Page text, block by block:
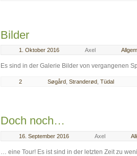
Bilder
1. Oktober 2016 Axel
Es sind in der Galerie Bilder von vergangenen
2 Søgård Stranderød Tüdal
Doch noch…
16. September 2016 Axel
… eine Tour! Es ist sind in der letzten Zeit zu